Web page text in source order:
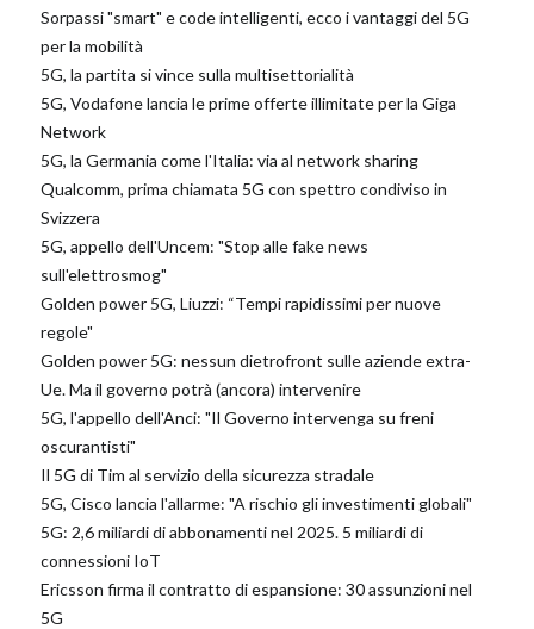
Sorpassi "smart" e code intelligenti, ecco i vantaggi del 5G
per la mobilità
5G, la partita si vince sulla multisettorialità
5G, Vodafone lancia le prime offerte illimitate per la Giga
Network
5G, la Germania come l'Italia: via al network sharing
Qualcomm, prima chiamata 5G con spettro condiviso in
Svizzera
5G, appello dell'Uncem: "Stop alle fake news
sull'elettrosmog"
Golden power 5G, Liuzzi: “Tempi rapidissimi per nuove
regole"
Golden power 5G: nessun dietrofront sulle aziende extra-
Ue. Ma il governo potrà (ancora) intervenire
5G, l'appello dell'Anci: "Il Governo intervenga su freni
oscurantisti"
Il 5G di Tim al servizio della sicurezza stradale
5G, Cisco lancia l'allarme: "A rischio gli investimenti globali"
5G: 2,6 miliardi di abbonamenti nel 2025. 5 miliardi di
connessioni IoT
Ericsson firma il contratto di espansione: 30 assunzioni nel
5G